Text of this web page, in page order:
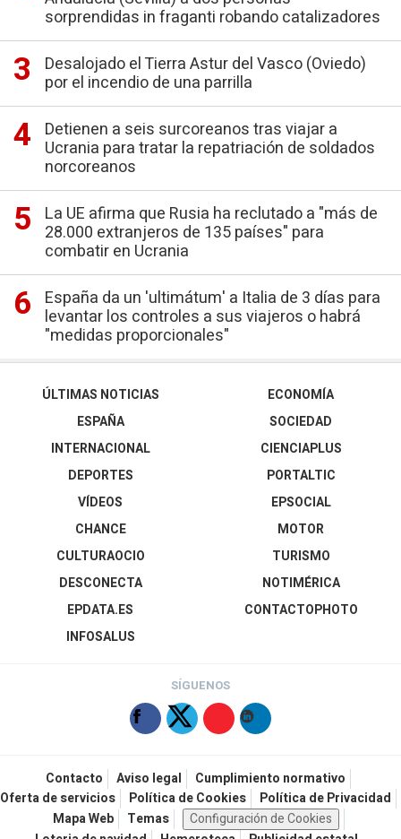
sorprendidas in fraganti robando catalizadores
Desalojado el Tierra Astur del Vasco (Oviedo)
por el incendio de una parrilla
Detienen a seis surcoreanos tras viajar a
Ucrania para tratar la repatriación de soldados
norcoreanos
La UE afirma que Rusia ha reclutado a "más de
28.000 extranjeros de 135 países" para
combatir en Ucrania
España da un 'ultimátum' a Italia de 3 días para
levantar los controles a sus viajeros o habrá
"medidas proporcionales"
ÚLTIMAS NOTICIAS
ESPAÑA
INTERNACIONAL
DEPORTES
VÍDEOS
ECONOMÍA
SOCIEDAD
CIENCIAPLUS
PORTALTIC
EPSOCIAL
CHANCE
CULTURAOCIO
DESCONECTA
EPDATA.ES
INFOSALUS
MOTOR
TURISMO
NOTIMÉRICA
CONTACTOPHOTO
SÍGUENOS
Contacto Aviso legal
Cumplimiento normativo
Oferta de servicios
Política de Cookies
Política de Privacidad
Mapa Web
Temas
Configuración de Cookies